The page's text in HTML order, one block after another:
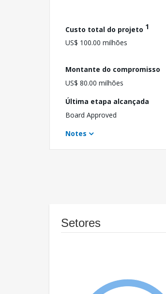
Custo total do projeto 1
US$ 100.00 milhões
Montante do compromisso
US$ 80.00 milhões
Última etapa alcançada
Board Approved
Notes
Setores